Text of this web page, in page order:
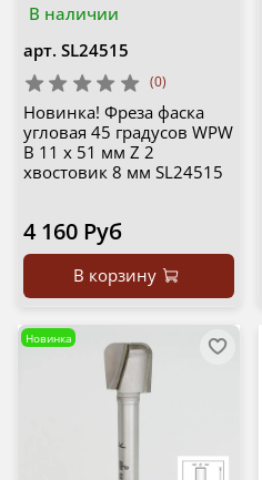
В наличии
арт. SL24515
(0)
Новинка! Фреза фаска
угловая 45 градусов WPW
B 11 х 51 мм Z 2
хвостовик 8 мм SL24515
4 160 Руб
В корзину
Новинка